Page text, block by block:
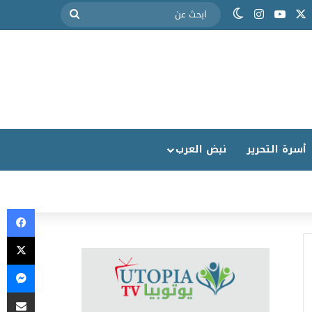
أسرة التحرير نبض العرب